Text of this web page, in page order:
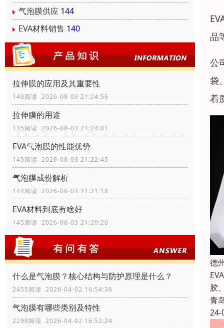
气泡膜供应 144
EVA材料销售 140
拉伸膜的应用及其重要性
140阅读 2026-08-03 21:24:56
拉伸膜的用途
135阅读 2026-08-03 21:24:01
EVA气泡膜的性能优势
145阅读 2026-08-03 21:22:45
气泡膜成份解析
144阅读 2026-08-03 21:21:18
EVA材料到底有啥好
145阅读 2026-08-03 21:20:26
什么是气泡膜？核心结构与防护原理是什么？
2455阅读 2026-04-02 16:54:36
气泡膜有哪些类别及特性
2298阅读 2026-04-02 16:52:24
品
公
袋
着
德
胶
青
24-